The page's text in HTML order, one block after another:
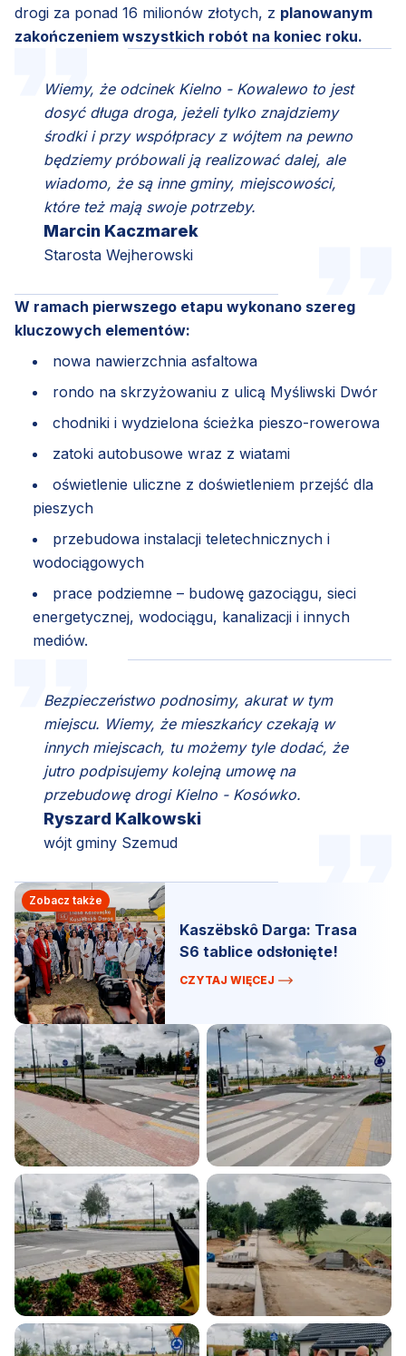
drogi za ponad 16 milionów złotych, z planowanym
zakończeniem wszystkich robót na koniec roku.
Wiemy, że odcinek Kielno - Kowalewo to jest
dosyć długa droga, jeżeli tylko znajdziemy
środki i przy współpracy z wójtem na pewno
będziemy próbowali ją realizować dalej, ale
wiadomo, że są inne gminy, miejscowości,
które też mają swoje potrzeby.
Marcin Kaczmarek
Starosta Wejherowski
W ramach pierwszego etapu wykonano szereg
kluczowych elementów:
nowa nawierzchnia asfaltowa
rondo na skrzyżowaniu z ulicą Myśliwski Dwór
chodniki i wydzielona ścieżka pieszo-rowerowa
zatoki autobusowe wraz z wiatami
oświetlenie uliczne z doświetleniem przejść dla
pieszych
przebudowa instalacji teletechnicznych i
wodociągowych
prace podziemne – budowę gazociągu, sieci
energetycznej, wodociągu, kanalizacji i innych
mediów.
Bezpieczeństwo podnosimy, akurat w tym
miejscu. Wiemy, że mieszkańcy czekają w
innych miejscach, tu możemy tyle dodać, że
jutro podpisujemy kolejną umowę na
przebudowę drogi Kielno - Kosówko.
Ryszard Kalkowski
wójt gminy Szemud
Zobacz także
Kaszëbskô Darga: Trasa
S6 tablice odsłonięte!
CZYTAJ WIĘCEJ